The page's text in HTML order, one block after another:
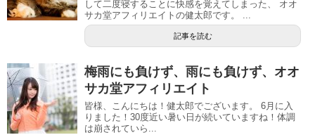
して二度寝することに快感を覚えてしまった、 オオ
サカ堂アフィリエイトの健太郎です。 ...
記事を読む
梅雨にも負けず、雨にも負けず、オオ
サカ堂アフィリエイト
皆様、こんにちは！健太郎でございます。 6月に入
りました！30度近い暑い日が続いていますね！体調
は崩されていら...